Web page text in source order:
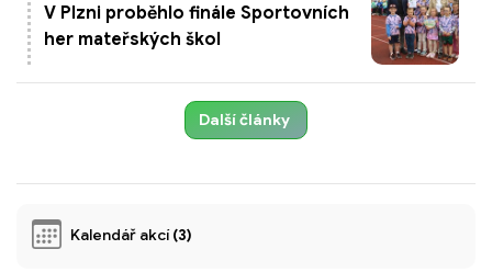
V Plzni proběhlo finále Sportovních
her mateřských škol
Další články
Kalendář akcí(3)